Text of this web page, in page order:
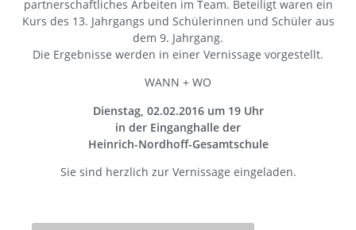
partnerschaftliches Arbeiten im Team. Beteiligt waren ein
Kurs des 13. Jahrgangs und Schülerinnen und Schüler aus
dem 9. Jahrgang.
Die Ergebnisse werden in einer Vernissage vorgestellt.
WANN + WO
Dienstag, 02.02.2016 um 19 Uhr
in der Einganghalle der
Heinrich-Nordhoff-Gesamtschule
Sie sind herzlich zur Vernissage eingeladen.